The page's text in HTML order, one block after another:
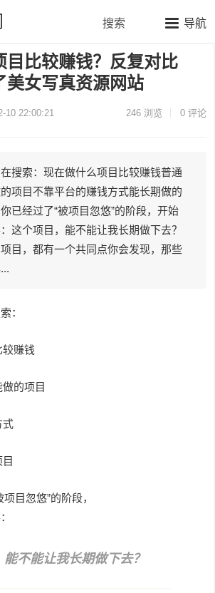
导航
搜索
目比较赚钱？反复对比
美女写真资源网站
10 22:00:21 246浏览 0 评论
搜索：现在做什么项目比较赚钱普通
项目不靠平台的赚钱方式能长期做的
已经过了“被项目忽悠”的阶段，开始
这个项目，能不能让我长期做下去？
目，都有一个共同点你会发现，那些
：
赚钱
的项目
式
目忽悠”的阶段，
不能让我长期做下去？